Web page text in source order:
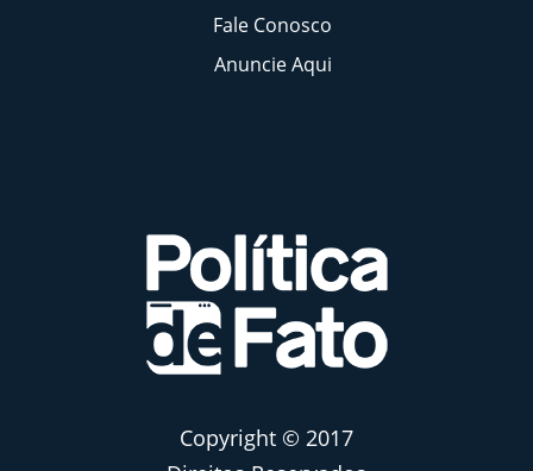
Fale Conosco
Anuncie Aqui
Copyright © 2017